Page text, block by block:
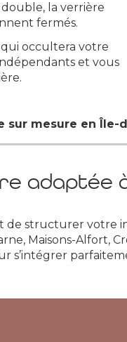
la verrière
fermés.
occultera votre
et vous
sur mesure en
adaptée
de structurer votre
Maisons-Alfort,
s’intégrer